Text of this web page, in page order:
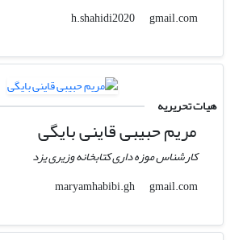
h.shahidi2020
gmail.com
هیات تحریریه
مریم حبیبی قاینی بایگی
کارشناس موزه داری کتابخانه وزیری یزد
maryamhabibi.gh
gmail.com